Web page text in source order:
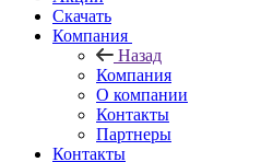
Скачать
Компания
Назад
Компания
О компании
Контакты
Партнеры
Контакты